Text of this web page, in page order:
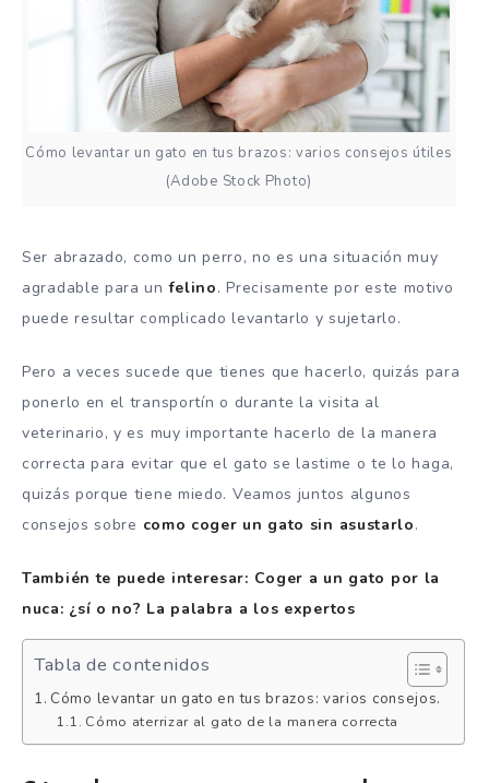
Cómo levantar un gato en tus brazos: varios consejos útiles
(Adobe Stock Photo)
Ser abrazado, como un perro, no es una situación muy
agradable para unfelino. Precisamente por este motivo
puede resultar complicado levantarlo y sujetarlo.
Pero a veces sucede que tienes que hacerlo, quizás para
ponerlo en el transportín o durante la visita al
veterinario, y es muy importante hacerlo de la manera
correcta para evitar que el gato se lastime o te lo haga,
quizás porque tiene miedo. Veamos juntos algunos
consejos sobre como coger un gato sin asustarlo.
También te puede interesar: Coger a un gato por la
nuca: ¿sí o no? La palabra a los expertos
Tabla de contenidos
Cómo levantar un gato en tus brazos: varios consejos.
Cómo aterrizar al gato de la manera correcta